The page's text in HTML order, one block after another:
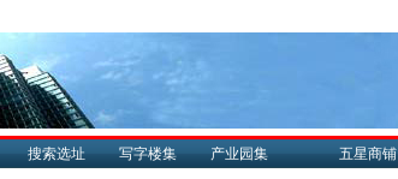
搜索选址 写字楼集 产业园集 五星商铺